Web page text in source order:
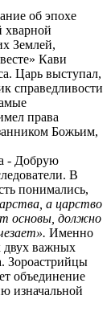
об эпохе
хварной
Землей,
Кави
Царь выступал,
справедливости
права
Божьим,
- Добрую
В
понимались,
а царство
основы, должно
Именно
двух важных
Зороастрийцы
объединение
изначальной